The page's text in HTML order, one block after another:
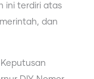
ini terdiri atas
dan